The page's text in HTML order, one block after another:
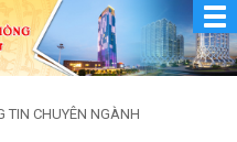
TIN CHUYÊN NGÀNH